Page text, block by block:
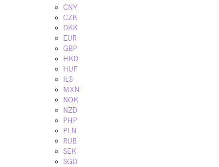
CNY
CZK
DKK
EUR
GBP
HKD
HUF
ILS
MXN
NOK
NZD
PHP
PLN
RUB
SEK
SGD